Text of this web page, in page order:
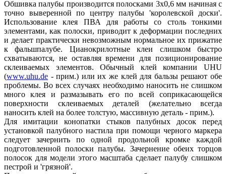
Обшивка палубы производится полосками 3x0,6 мм начиная с
точно выверенной по центру палубы 'королевской доски'.
Использование клея ПВА для работы со столь тонкими
элементами, как полоски, приводит к деформации последних
и делает практически невозможным нормальное их прижатие
к фальшпалубе. Цианокрилотные клеи слишком быстро
схватываются, не оставляя времени для позиционирование
склеиваемых элементов. Обычный клей компании UHU
(www.uhu.de - прим.) или их же клей для бальзы решают обе
проблемы. Во всех случаях необходимо наносить не слишком
много клея и размазывать его по всей соприкасающейся
поверхности склеиваемых деталей (желательно всегда
наносить клей на более толстую, массивную деталь - прим.).
Для имитации конопатки стыков палубных досок перед
установкой палубного настила при помощи черного маркера
следует зачернить по одной продольной кромке каждой
подготовленной полоски палубы. Зачернение обеих торцов
полосок для модели этого масштаба сделает палубу слишком
пестрой и 'грязной'.